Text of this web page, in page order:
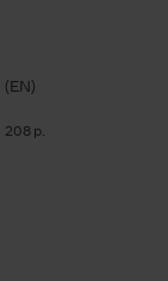
(EN)
208